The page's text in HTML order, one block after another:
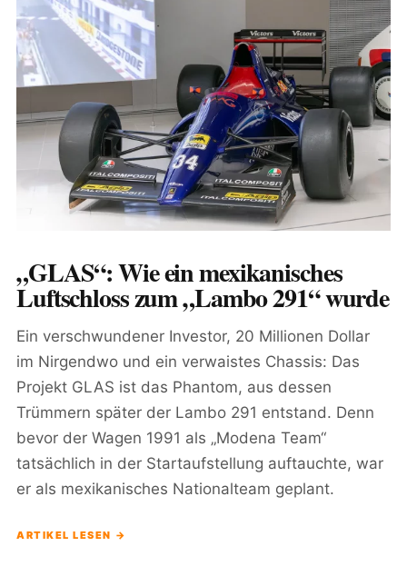
„GLAS“: Wie ein mexikanisches
Luftschloss zum „Lambo 291“ wurde
Ein verschwundener Investor, 20 Millionen Dollar
im Nirgendwo und ein verwaistes Chassis: Das
Projekt GLAS ist das Phantom, aus dessen
Trümmern später der Lambo 291 entstand. Denn
bevor der Wagen 1991 als „Modena Team“
tatsächlich in der Startaufstellung auftauchte, war
er als mexikanisches Nationalteam geplant.
ARTIKEL LESEN →